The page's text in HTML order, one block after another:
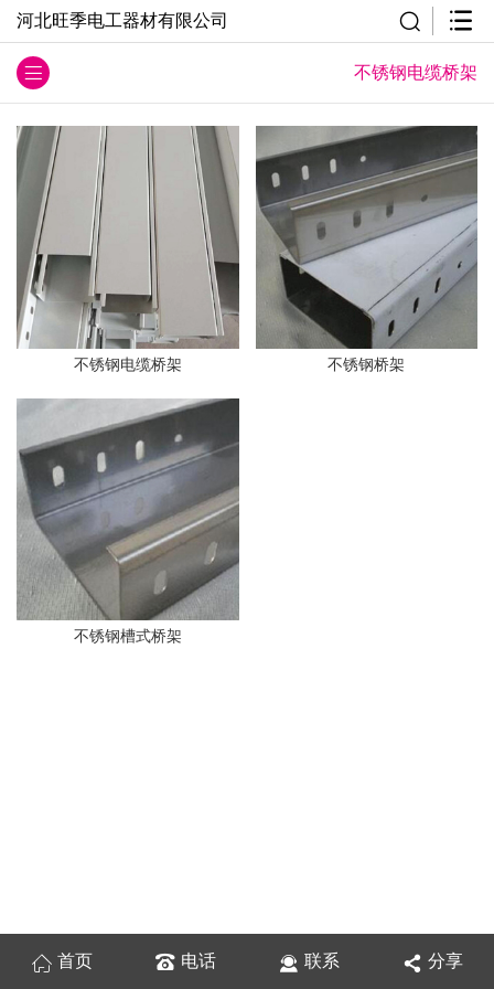
河北旺季电工器材有限公司
不锈钢电缆桥架
不锈钢电缆桥架 不锈钢桥架
不锈钢槽式桥架
首页 电话 联系 分享